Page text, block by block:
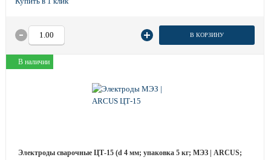
В КОРЗИНУ
В наличии
Электроды сварочные ЦТ-15 (d 4 мм; упаковка 5 кг; МЭЗ | ARCUS;